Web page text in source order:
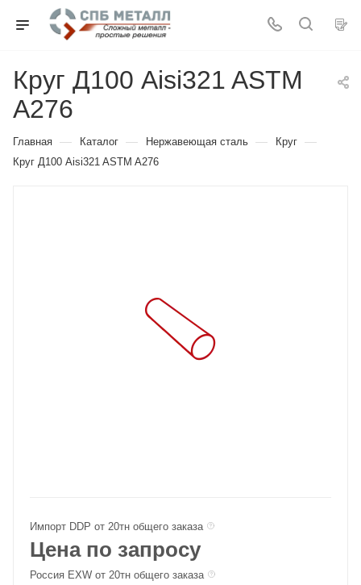
Круг Д100 Aisi321 ASTM
A276
Главная — Каталог — Нержавеющая сталь — Круг —
Круг Д100 Aisi321 ASTM A276
Импорт DDP от 20тн общего заказа
Цена по запросу
Россия EXW от 20тн общего заказа